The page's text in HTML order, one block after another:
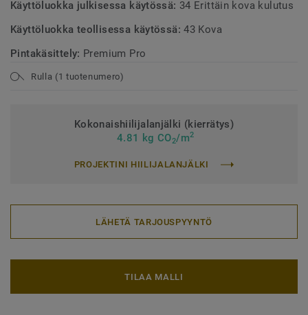
Käyttöluokka julkisessa käytössä: 34 Erittäin kova kulutus
Käyttöluokka teollisessa käytössä:43 Kova
Pintakäsittely: Premium Pro
Rulla (1 tuotenumero)
Kokonaishiilijalanjälki (kierrätys)
4.81 kg CO2/m2
PROJEKTINI HIILIJALANJÄLKI
LÄHETÄ TARJOUSPYYNTÖ
TILAA MALLI